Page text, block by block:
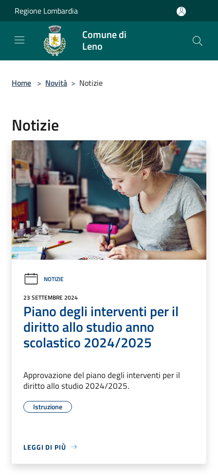
Salta al contenuto principale
Regione Lombardia
Comune di
Leno
Home > Novità > Notizie
Notizie
NOTIZIE
23 SETTEMBRE 2024
Piano degli interventi per il
diritto allo studio anno
scolastico 2024/2025
Approvazione del piano degli interventi per il
diritto allo studio 2024/2025.
Istruzione
LEGGI DI PIÙ